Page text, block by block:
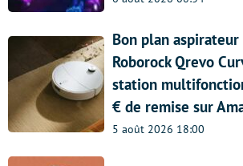
Bon plan
Roborock Qrevo
station
€ de remise sur
5 août 2026 18:00